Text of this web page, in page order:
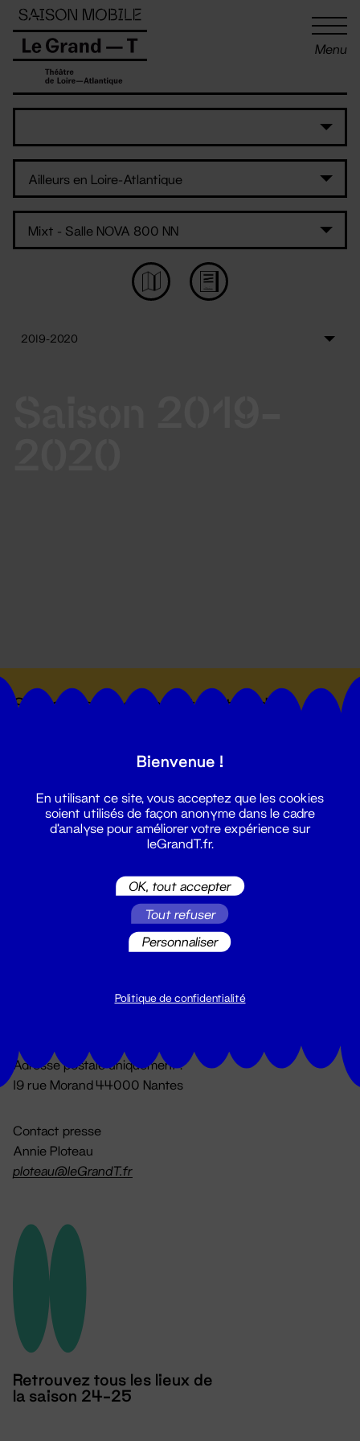
Menu
Suivez toutes les actualités du
Du lundi au vendredi 14h → 18h
Adresse postale uniquement :
19 rue Morand 44000 Nantes
Contact presse
Annie Ploteau
ploteau@leGrandT.fr
Retrouvez tous les lieux de
la saison 24-25
Panneau de gestion des cookies
Bienvenue !
En utilisant ce site, vous acceptez que les cookies
soient utilisés de façon anonyme dans le cadre
d'analyse pour améliorer votre expérience sur
leGrandT.fr.
OK, tout accepter
Tout refuser
Personnaliser
Politique de confidentialité